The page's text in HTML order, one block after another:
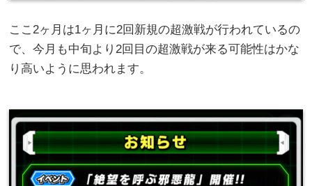
ここ2ヶ月は1ヶ月に2回新規の超激戦が行われているの
で、今月も中旬より2回目の超激戦が来る可能性はかな
り高いように思われます。